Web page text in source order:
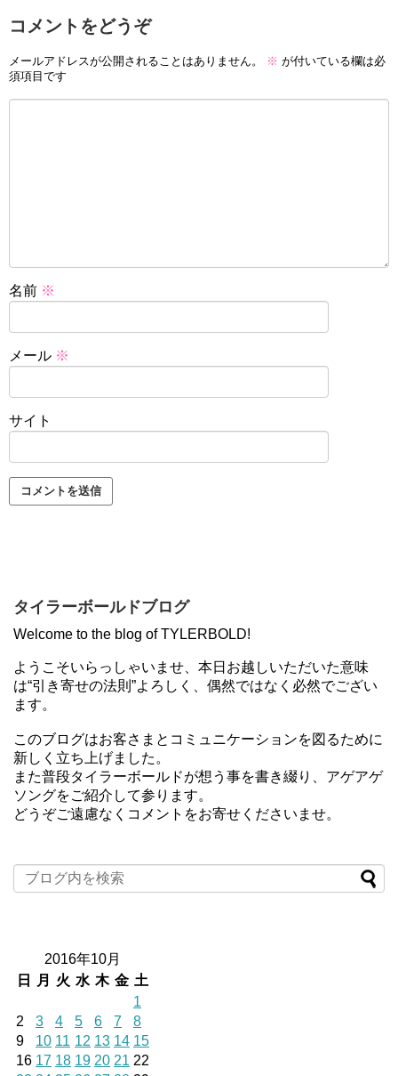
コメントをどうぞ
メールアドレスが公開されることはありません。 ※ が付いている欄は必
須項目です
名前 ※
メール ※
サイト
タイラーボールドブログ
Welcome to the blog of TYLERBOLD!
ようこそいらっしゃいませ、本日お越しいただいた意味
は“引き寄せの法則”よろしく、偶然ではなく必然でござい
ます。
このブログはお客さまとコミュニケーションを図るために
新しく立ち上げました。
また普段タイラーボールドが想う事を書き綴り、アゲアゲ
ソングをご紹介して参ります。
どうぞご遠慮なくコメントをお寄せくださいませ。
2016年10月
日
月 火 水 木 金 土
1
2
3 4 5 6 7
8
9
10 11 12 13 14 15
16 17 18 19 20 21 22